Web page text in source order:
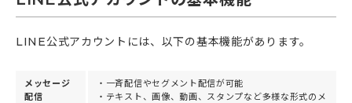
LINE公式アカウントには、以下の基本機能があります。
メッセージ
配信
・一斉配信やセグメント配信が可能
・テキスト、画像、動画、スタンプなど多様な形式のメ